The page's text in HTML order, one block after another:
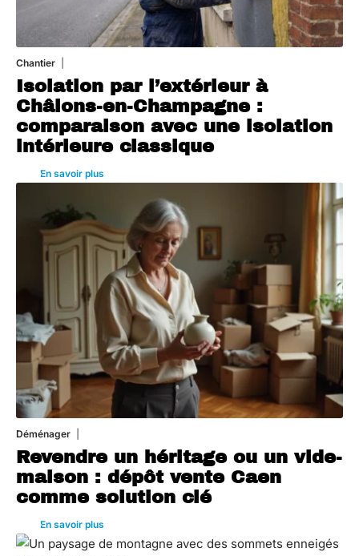
Chantier
Isolation par l’extérieur à
Châlons-en-Champagne :
comparaison avec une isolation
intérieure classique
En savoir plus
Déménager
Revendre un héritage ou un vide-
maison : dépôt vente Caen
comme solution clé
En savoir plus